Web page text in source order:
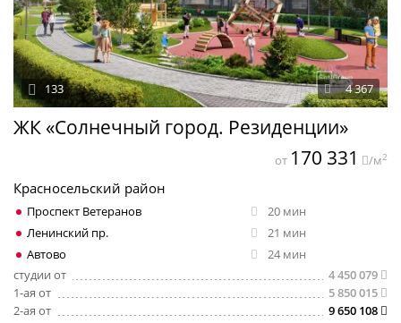
ЖК «Солнечный город. Резиденции»
4 367
133
Красносельский район
Проспект Ветеранов
20 мин
Ленинский пр.
21 мин
Автово
24 мин
студии от
4 450 079
1-ая от
5 850 015
2-ая от
9 650 108
от 170 331 /м2